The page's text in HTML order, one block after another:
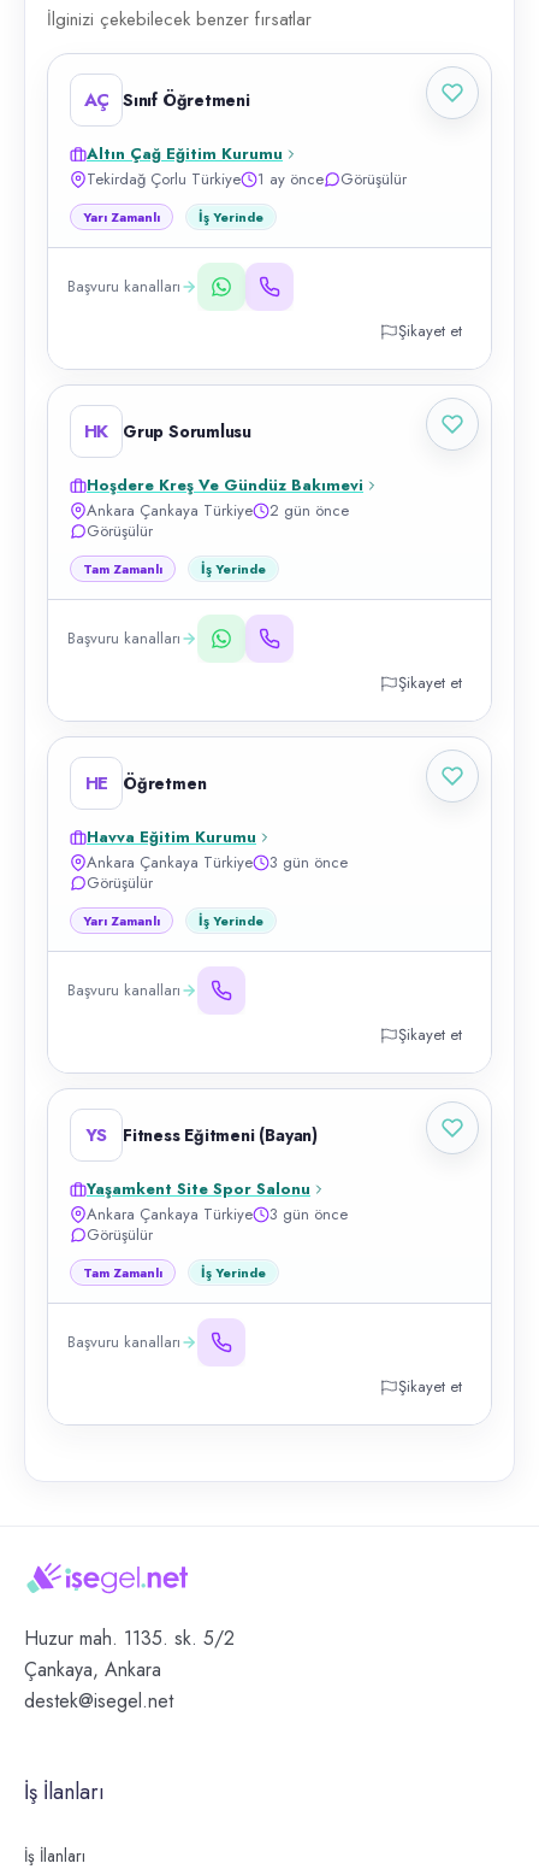
İlginizi çekebilecek benzer fırsatlar
AÇ Sınıf Öğretmeni
Altın Çağ Eğitim Kurumu
Tekirdağ Çorlu Türkiye
1 ay önce Görüşülür
Yarı Zamanlı İş Yerinde
Başvuru kanalları
Şikayet et
HK Grup Sorumlusu
Hoşdere Kreş Ve Gündüz Bakımevi
Ankara Çankaya Türkiye
2 gün önce
Görüşülür
Tam Zamanlı İş Yerinde
Başvuru kanalları
Şikayet et
HE Öğretmen
Havva Eğitim Kurumu
Ankara Çankaya Türkiye
3 gün önce
Görüşülür
Yarı Zamanlı İş Yerinde
Başvuru kanalları
Şikayet et
YS Fitness Eğitmeni (Bayan)
Yaşamkent Site Spor Salonu
Ankara Çankaya Türkiye
3 gün önce
Görüşülür
Tam Zamanlı İş Yerinde
Başvuru kanalları
Şikayet et
Huzur mah. 1135. sk. 5/2
Çankaya, Ankara
destek@isegel.net
İş İlanları
İş İlanları